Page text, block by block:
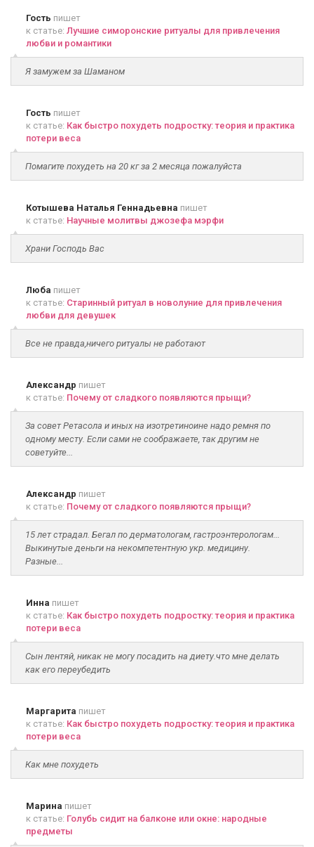
Гость пишет
к статье: Лучшие симоронские ритуалы для привлечения
любви и романтики
Я замужем за Шаманом
Гость пишет
к статье: Как быстро похудеть подростку: теория и практика
потери веса
Помагите похудеть на 20 кг за 2 месяца пожалуйста
Котышева Наталья Геннадьевна пишет
к статье: Научные молитвы джозефа мэрфи
Храни Господь Вас
Люба пишет
к статье: Старинный ритуал в новолуние для привлечения
любви для девушек
Все не правда,ничего ритуалы не работают
Александр пишет
к статье: Почему от сладкого появляются прыщи?
За совет Ретасола и иных на изотретиноине надо ремня по
одному месту. Если сами не соображаете, так другим не
советуйте...
Александр пишет
к статье: Почему от сладкого появляются прыщи?
15 лет страдал. Бегал по дерматологам, гастроэнтерологам...
Выкинутые деньги на некомпетентную укр. медицину.
Разные...
Инна пишет
к статье: Как быстро похудеть подростку: теория и практика
потери веса
Сын лентяй, никак не могу посадить на диету.что мне делать
как его переубедить
Маргарита пишет
к статье: Как быстро похудеть подростку: теория и практика
потери веса
Как мне похудеть
Марина пишет
к статье: Голубь сидит на балконе или окне: народные
предметы